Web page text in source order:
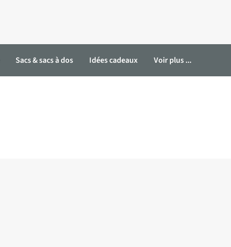
Sacs & sacs à dos Idées cadeaux Voir plus ...